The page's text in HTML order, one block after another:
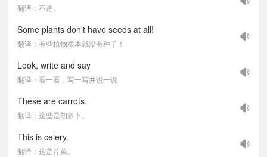
翻译：不是。
Some plants don't have seeds at all!
翻译：有些植物根本就没有种子！
Look, write and say
翻译：看一看，写一写并说一说
These are carrots.
翻译：这些是胡萝卜。
This is celery.
翻译：这是芹菜。